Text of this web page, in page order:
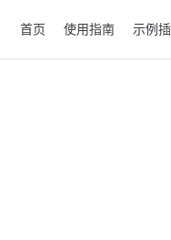
首页 使用指南 示例